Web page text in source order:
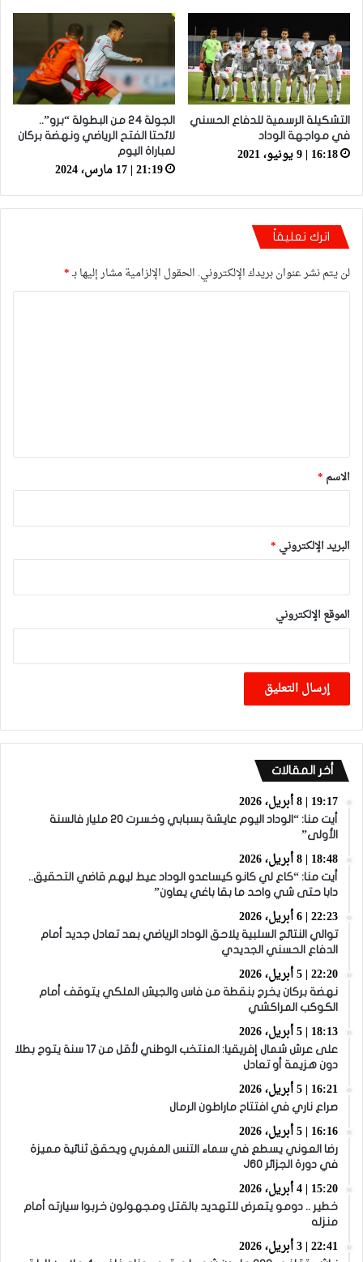
التشكيلة الرسمية للدفاع الحسني
في مواجهة الوداد
16:18 | 9 يونيو، 2021
الجولة 24 من البطولة “برو”..
لائحتا الفتح الرياضي ونهضة بركان
لمباراة اليوم
21:19 | 17 مارس، 2024
اترك تعليقاً
لن يتم نشر عنوان بريدك الإلكتروني. الحقول الإلزامية مشار إليها بـ*
*
الاسم *
البريد الإلكتروني *
الموقع الإلكتروني
أخر المقالات
19:17 | 8 أبريل، 2026
أيت منا: “الوداد اليوم عايشة بسبابي وخسرت 20 مليار فالسنة
الأولى”
18:48 | 8 أبريل، 2026
أيت منا: “كاع لي كانو كيساعدو الوداد عيط ليهم قاضي التحقيق..
دابا حتى شي واحد ما بقا باغي يعاون”
22:23 | 6 أبريل، 2026
توالي النتائج السلبية يلاحق الوداد الرياضي بعد تعادل جديد أمام
الدفاع الحسني الجديدي
22:20 | 5 أبريل، 2026
نهضة بركان يخرج بنقطة من فاس والجيش الملكي يتوقف أمام
الكوكب المراكشي
18:13 | 5 أبريل، 2026
على عرش شمال إفريقيا: المنتخب الوطني لأقل من 17 سنة يتوج بطلا
دون هزيمة أو تعادل
16:21 | 5 أبريل، 2026
صراع ناري في افتتاح ماراطون الرمال
16:16 | 5 أبريل، 2026
رضا العوني يسطع في سماء التنس المغربي ويحقق ثنائية مميزة
في دورة الجزائر J60
15:20 | 4 أبريل، 2026
خطير .. دومو يتعرض للتهديد بالقتل ومجهولون خربوا سيارته أمام
منزله
22:41 | 3 أبريل، 2026